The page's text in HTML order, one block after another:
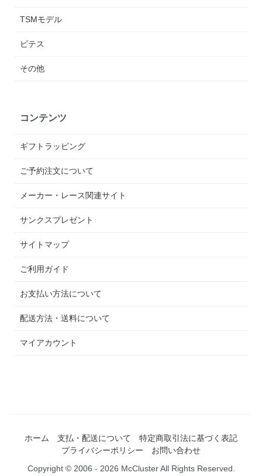
TSMモデル
ビテス
その他
コンテンツ
ギフトラッピング
ご予約注文について
メーカー・レース関連サイト
サンクスプレゼント
サイトマップ
ご利用ガイド
お支払い方法について
配送方法・送料について
マイアカウント
ホーム 支払・配送について
特定商取引法に基づく表記
プライバシーポリシー
お問い合わせ
Copyright © 2006 - 2026 McCluster All Rights Reserved.